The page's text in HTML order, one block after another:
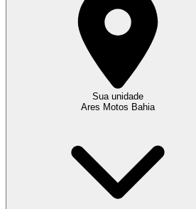
Sua unidade
Ares Motos Bahia